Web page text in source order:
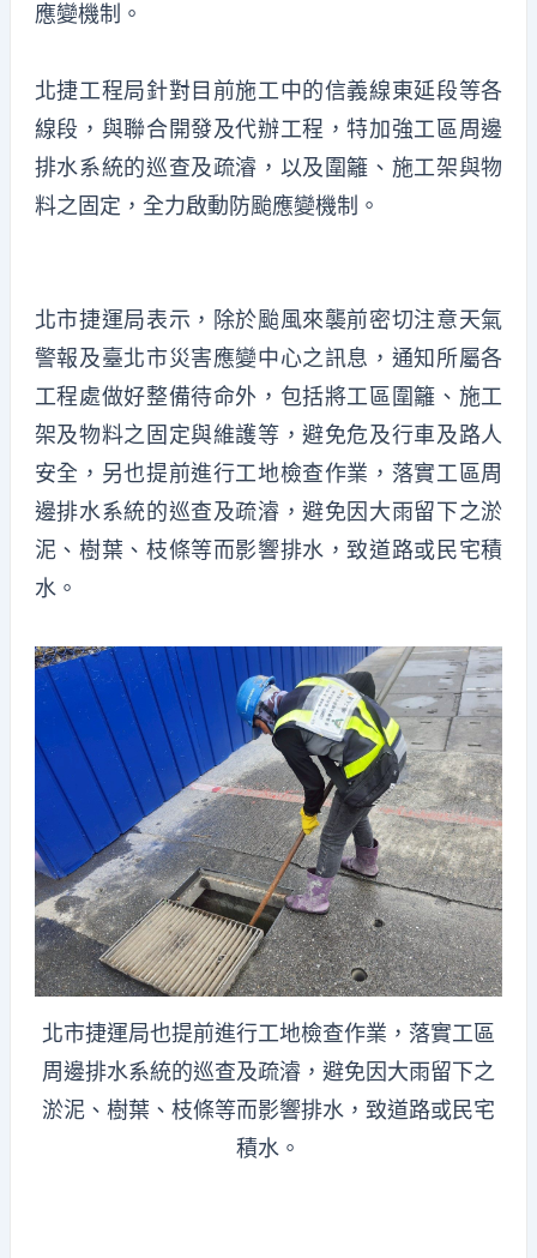
應變機制。
北捷工程局針對目前施工中的信義線東延段等各
線段，與聯合開發及代辦工程，特加強工區周邊
排水系統的巡查及疏濬，以及圍籬、施工架與物
料之固定，全力啟動防颱應變機制。
北市捷運局表示，除於颱風來襲前密切注意天氣
警報及臺北市災害應變中心之訊息，通知所屬各
工程處做好整備待命外，包括將工區圍籬、施工
架及物料之固定與維護等，避免危及行車及路人
安全，另也提前進行工地檢查作業，落實工區周
邊排水系統的巡查及疏濬，避免因大雨留下之淤
泥、樹葉、枝條等而影響排水，致道路或民宅積
水。
北市捷運局也提前進行工地檢查作業，落實工區
周邊排水系統的巡查及疏濬，避免因大雨留下之
淤泥、樹葉、枝條等而影響排水，致道路或民宅
積水。